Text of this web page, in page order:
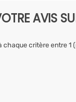
AVIS
chaque critère entre 1